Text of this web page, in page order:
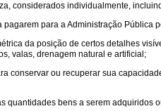
considerados individualmente,
para a Administração Pública
da posição de certos detalhes
valas, drenagem natural e artificial;
ou recuperar sua
bens a serem